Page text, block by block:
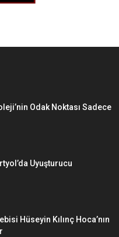
Odak Noktası Sadece
Uyuşturucu
Hüseyin Kılınç Hoca’nın